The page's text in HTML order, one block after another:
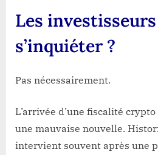
Les
s’inquiéter ?
Pas nécessairement.
L’arrivée d’une fiscalité
une mauvaise nouvelle.
intervient souvent après une